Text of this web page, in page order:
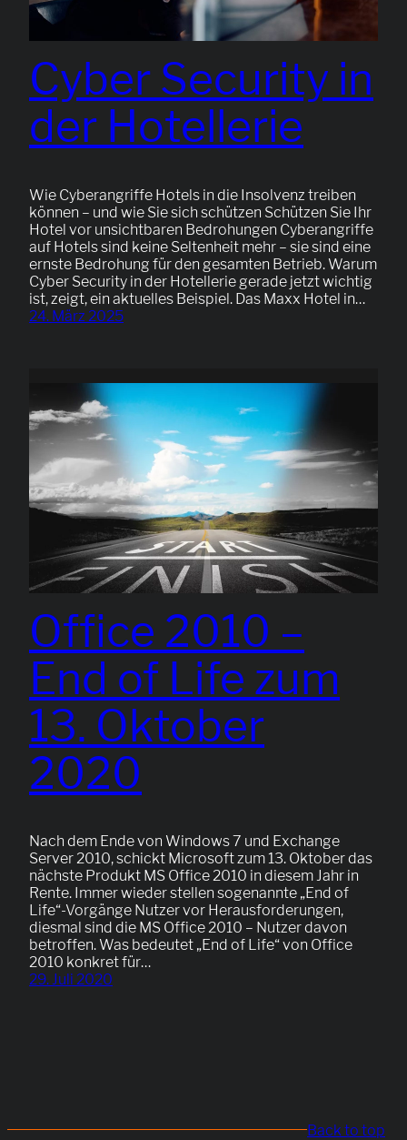
Cyber Security in
der Hotellerie
Wie Cyberangriffe Hotels in die Insolvenz treiben
können – und wie Sie sich schützen Schützen Sie Ihr
Hotel vor unsichtbaren Bedrohungen Cyberangriffe
auf Hotels sind keine Seltenheit mehr – sie sind eine
ernste Bedrohung für den gesamten Betrieb. Warum
Cyber Security in der Hotellerie gerade jetzt wichtig
ist, zeigt, ein aktuelles Beispiel. Das Maxx Hotel in…
24. März 2025
Office 2010 –
End of Life zum
13. Oktober
2020
Nach dem Ende von Windows 7 und Exchange
Server 2010, schickt Microsoft zum 13. Oktober das
nächste Produkt MS Office 2010 in diesem Jahr in
Rente. Immer wieder stellen sogenannte „End of
Life“-Vorgänge Nutzer vor Herausforderungen,
diesmal sind die MS Office 2010 – Nutzer davon
betroffen. Was bedeutet „End of Life“ von Office
2010 konkret für…
29. Juli 2020
Back to top